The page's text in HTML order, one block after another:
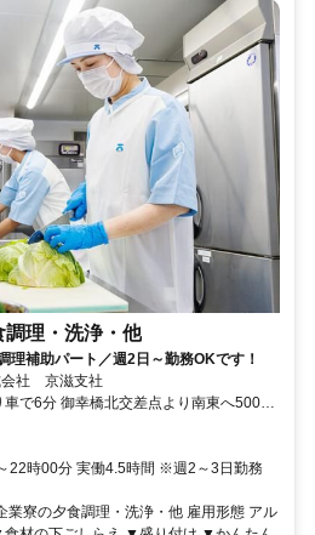
理・洗浄・他
理補助パート／週2日～勤務OKです！
会社 京滋支社
で6分 御幸橋北交差点より南東へ500メ
22時00分 実働4.5時間 ※週2～3日勤務
業寮の夕食調理・洗浄・他 雇用形態 アル